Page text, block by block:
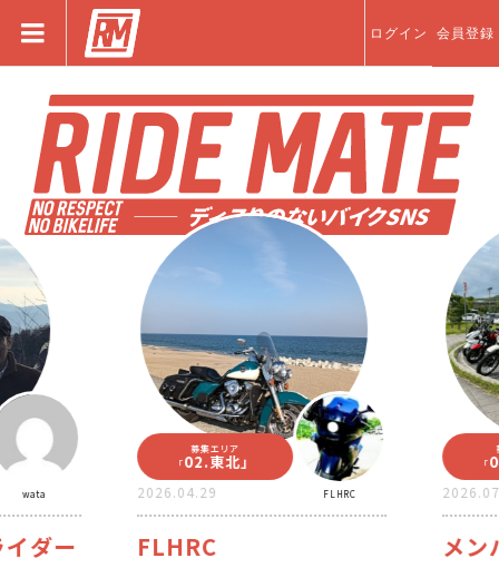
ログイン 会員登録
ー
募集エリア
「
02.東北」
2026.04.29
FLHRC
募集エリ
「
06.関
2026.07.13
メンバ